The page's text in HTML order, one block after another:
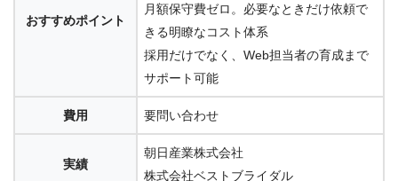
おすすめポイント
月額保守費ゼロ。必要なときだけ依頼で
きる明瞭なコスト体系
採用だけでなく、Web担当者の育成まで
サポート可能
費用 要問い合わせ
実績
朝日産業株式会社
株式会社ベストブライダル